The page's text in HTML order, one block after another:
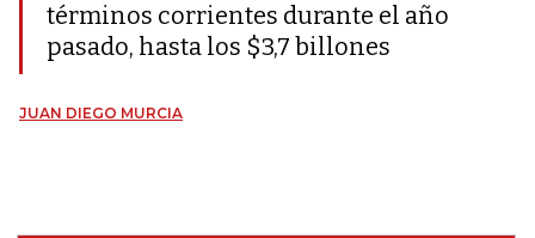
términos corrientes durante el año
pasado, hasta los $3,7 billones
JUAN DIEGO MURCIA